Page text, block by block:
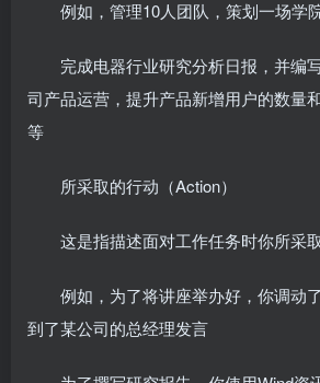
例如，管理10人团队，策划一场学
完成电器行业研究分析日报，并编
司产品运营，提升产品新增用户的数量
等
所采取的行动（Action）
这是指描述面对工作任务时你所采
例如，为了将讲座举办好，你调动
到了某公司的总经理发言